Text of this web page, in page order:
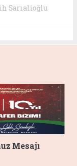
Sarıalioğlu
Mesajı